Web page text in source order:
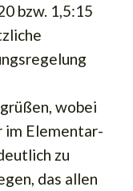
bzw. 1,5:15
wobei
im Elementar-
zu
das allen